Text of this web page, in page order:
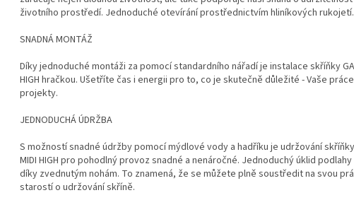
životního prostředí. Jednoduché otevírání prostřednictvím hliníkových rukojetí.
SNADNÁ MONTÁŽ
Díky jednoduché montáži za pomocí standardního nářadí je instalace skříňky
HIGH hračkou. Ušetříte čas i energii pro to, co je skutečně důležité - Vaše
projekty.
JEDNODUCHÁ ÚDRŽBA
S možností snadné údržby pomocí mýdlové vody a hadříku je udržování skříňky
MIDI HIGH pro pohodlný provoz snadné a nenáročné. Jednoduchý úklid
díky zvednutým nohám. To znamená, že se můžete plně soustředit na svou
starostí o udržování skříně.